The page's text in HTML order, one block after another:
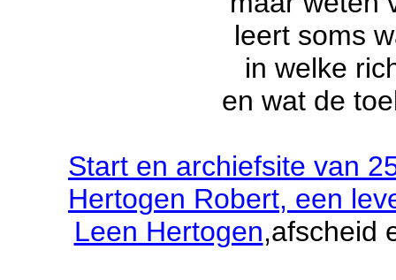
leert soms
in welke
en wat de
Start en archiefsite van
Hertogen Robert, een
Leen Hertogen